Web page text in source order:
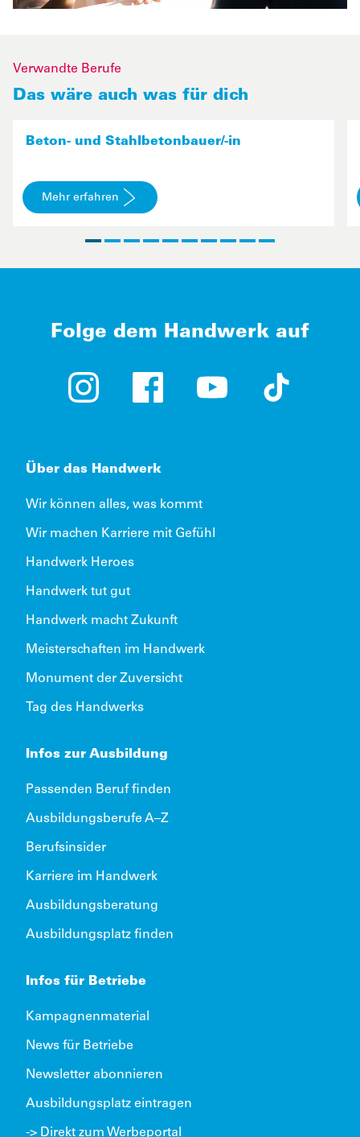
Verwandte Berufe
Das wäre auch was für dich
Beton- und Stahlbetonbauer/-in
Mehr erfahren
Folge dem Handwerk auf
Instagram (öffnet in neuem Tab)
Facebook (öffnet in neuem Tab)
YouTube (öffnet in
TikTok
Über das Handwerk
Wir können alles, was kommt
Wir machen Karriere mit Gefühl
Handwerk Heroes
Handwerk tut gut
Handwerk macht Zukunft
Meisterschaften im Handwerk
Monument der Zuversicht
Tag des Handwerks
Infos zur Ausbildung
Passenden Beruf finden
Ausbildungsberufe A–Z
Berufsinsider
Karriere im Handwerk
Ausbildungsberatung
Ausbildungsplatz finden
Infos für Betriebe
Kampagnenmaterial
News für Betriebe
Newsletter abonnieren
Ausbildungsplatz eintragen
-> Direkt zum Werbeportal